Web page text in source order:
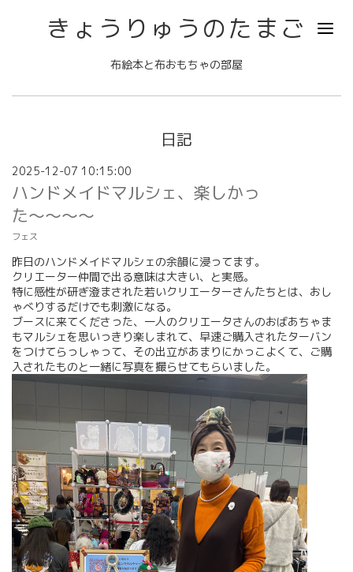
きょうりゅうのたまご
布絵本と布おもちゃの部屋
日記
2025-12-07 10:15:00
ハンドメイドマルシェ、楽しかっ
た〜〜〜〜
フェス
昨日のハンドメイドマルシェの余韻に浸ってます。
クリエーター仲間で出る意味は大きい、と実感。
特に感性が研ぎ澄まされた若いクリエーターさんたちとは、おし
ゃべりするだけでも刺激になる。
ブースに来てくださった、一人のクリエータさんのおばあちゃま
もマルシェを思いっきり楽しまれて、早速ご購入されたターバン
をつけてらっしゃって、その出立があまりにかっこよくて、ご購
入されたものと一緒に写真を撮らせてもらいました。